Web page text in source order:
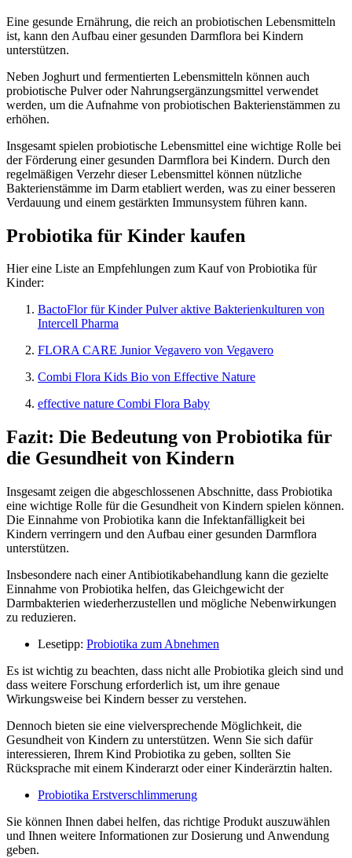
Eine gesunde Ernährung, die reich an probiotischen Lebensmitteln
ist, kann den Aufbau einer gesunden Darmflora bei Kindern
unterstützen.
Neben Joghurt und fermentierten Lebensmitteln können auch
probiotische Pulver oder Nahrungsergänzungsmittel verwendet
werden, um die Aufnahme von probiotischen Bakterienstämmen zu
erhöhen.
Insgesamt spielen probiotische Lebensmittel eine wichtige Rolle bei
der Förderung einer gesunden Darmflora bei Kindern. Durch den
regelmäßigen Verzehr dieser Lebensmittel können nützliche
Bakterienstämme im Darm etabliert werden, was zu einer besseren
Verdauung und einem gestärkten Immunsystem führen kann.
Probiotika für Kinder kaufen
Hier eine Liste an Empfehlungen zum Kauf von Probiotika für
Kinder:
BactoFlor für Kinder Pulver aktive Bakterienkulturen von
Intercell Pharma
FLORA CARE Junior Vegavero von Vegavero
Combi Flora Kids Bio von Effective Nature
effective nature Combi Flora Baby
Fazit: Die Bedeutung von Probiotika für
die Gesundheit von Kindern
Insgesamt zeigen die abgeschlossenen Abschnitte, dass Probiotika
eine wichtige Rolle für die Gesundheit von Kindern spielen können.
Die Einnahme von Probiotika kann die Infektanfälligkeit bei
Kindern verringern und den Aufbau einer gesunden Darmflora
unterstützen.
Insbesondere nach einer Antibiotikabehandlung kann die gezielte
Einnahme von Probiotika helfen, das Gleichgewicht der
Darmbakterien wiederherzustellen und mögliche Nebenwirkungen
zu reduzieren.
Lesetipp: Probiotika zum Abnehmen
Es ist wichtig zu beachten, dass nicht alle Probiotika gleich sind und
dass weitere Forschung erforderlich ist, um ihre genaue
Wirkungsweise bei Kindern besser zu verstehen.
Dennoch bieten sie eine vielversprechende Möglichkeit, die
Gesundheit von Kindern zu unterstützen. Wenn Sie sich dafür
interessieren, Ihrem Kind Probiotika zu geben, sollten Sie
Rücksprache mit einem Kinderarzt oder einer Kinderärztin halten.
Probiotika Erstverschlimmerung
Sie können Ihnen dabei helfen, das richtige Produkt auszuwählen
und Ihnen weitere Informationen zur Dosierung und Anwendung
geben.